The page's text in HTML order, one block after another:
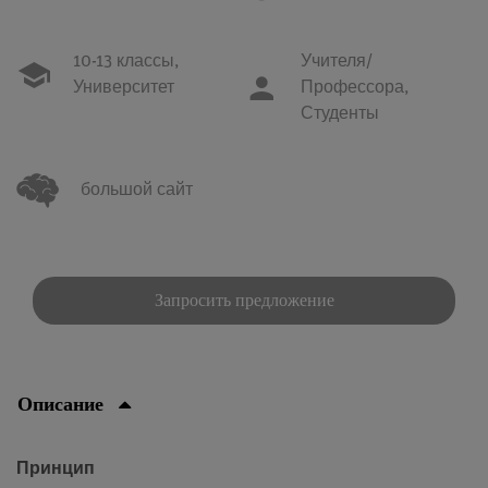
10-13 классы,
Университет
Учителя/
Профессора,
Студенты
большой сайт
Запросить предложение
Описание
Принцип